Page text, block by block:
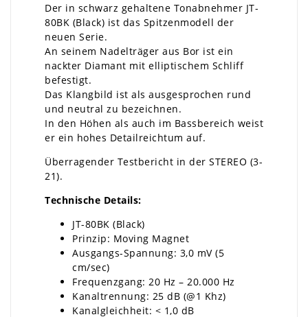
Der in schwarz gehaltene Tonabnehmer JT-
80BK (Black) ist das Spitzenmodell der
neuen Serie.
An seinem Nadelträger aus Bor ist ein
nackter Diamant mit elliptischem Schliff
befestigt.
Das Klangbild ist als ausgesprochen rund
und neutral zu bezeichnen.
In den Höhen als auch im Bassbereich weist
er ein hohes Detailreichtum auf.
Überragender Testbericht in der STEREO (3-
21).
Technische Details:
JT-80BK (Black)
Prinzip: Moving Magnet
Ausgangs-Spannung: 3,0 mV (5
cm/sec)
Frequenzgang: 20 Hz – 20.000 Hz
Kanaltrennung: 25 dB (@1 Khz)
Kanalgleichheit: < 1,0 dB